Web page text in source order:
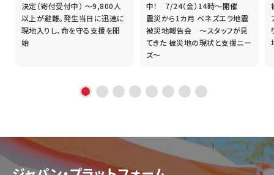
決定（寄付受付中） ～9,800人
以上が避難。発生当日に迅速に
現地入りし、命を守る支援を開
始
中！ 7/24（金）14時～開催
震災から1カ月 ベネズエラ地震
被災地報告会 ～スタッフが見
てきた 被災地の現状と支援ニー
ズ～